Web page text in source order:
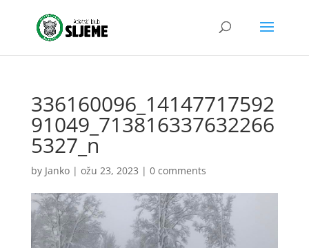
336160096_14147717592
91049_713816337632266
5327_n
by Janko| ožu 23, 2023 | 0 comments